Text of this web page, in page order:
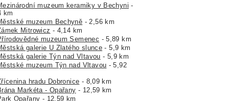
muzeum keramiky v Bechyni -
km
muzeum Bechyně - 2,56 km
Mitrowicz - 4,14 km
muzeum Semenec - 5,89 km
galerie U Zlatého slunce - 5,9 km
galerie Týn nad Vltavou - 5,9 km
muzeum Týn nad Vltavou - 5,92
hradu Dobronice - 8,09 km
Markéta - Opařany - 12,59 km
Opařany - 12,59 km